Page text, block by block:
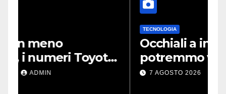
Occhiali a infrarossi: così
potremmo vedere ciò che
oggi è invisibile
7 AGOSTO 2026